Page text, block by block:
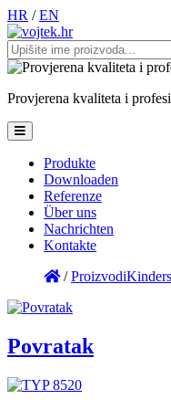
HR / EN
Pretraži:
Provjerena kvaliteta i
Produkte
Downloaden
Referenze
Über uns
Nachrichten
Kontakte
/Proizvodi
Povratak